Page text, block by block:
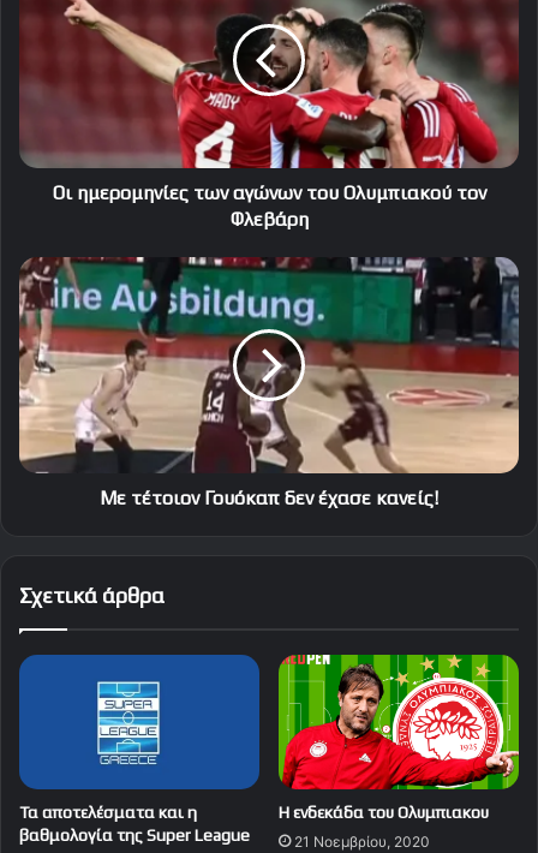
των
Ολυμπιακού
Οι ημερομηνίες των αγώνων του Ολυμπιακού τον
Φλεβάρη
Με
τέτοιον
Γουόκαπ
δεν
έχασε
κανείς!
Με τέτοιον Γουόκαπ δεν έχασε κανείς!
Σχετικά άρθρα
Τα αποτελέσματα και η
βαθμολογία της Super League
Η ενδεκάδα του Ολυμπιακου
21 Νοεμβρίου, 2020